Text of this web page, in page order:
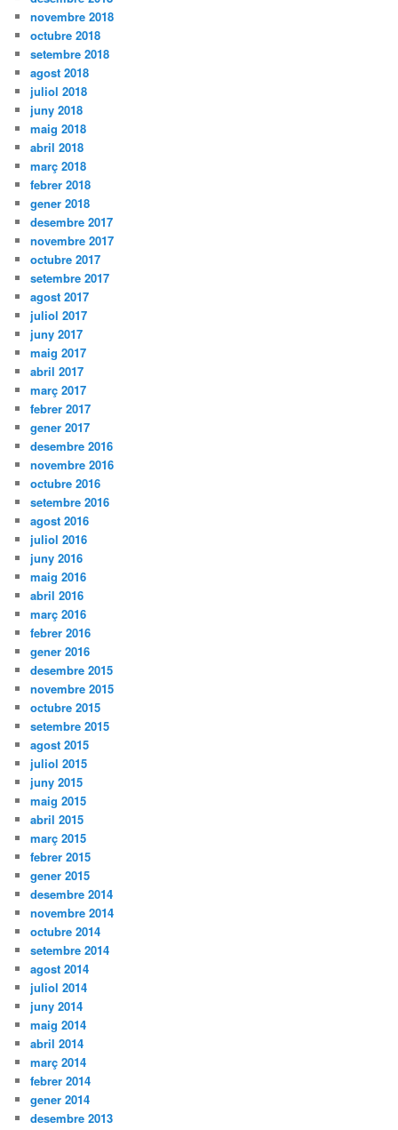
novembre 2018
octubre 2018
setembre 2018
agost 2018
juliol 2018
juny 2018
maig 2018
abril 2018
març 2018
febrer 2018
gener 2018
desembre 2017
novembre 2017
octubre 2017
setembre 2017
agost 2017
juliol 2017
juny 2017
maig 2017
abril 2017
març 2017
febrer 2017
gener 2017
desembre 2016
novembre 2016
octubre 2016
setembre 2016
agost 2016
juliol 2016
juny 2016
maig 2016
abril 2016
març 2016
febrer 2016
gener 2016
desembre 2015
novembre 2015
octubre 2015
setembre 2015
agost 2015
juliol 2015
juny 2015
maig 2015
abril 2015
març 2015
febrer 2015
gener 2015
desembre 2014
novembre 2014
octubre 2014
setembre 2014
agost 2014
juliol 2014
juny 2014
maig 2014
abril 2014
març 2014
febrer 2014
gener 2014
desembre 2013